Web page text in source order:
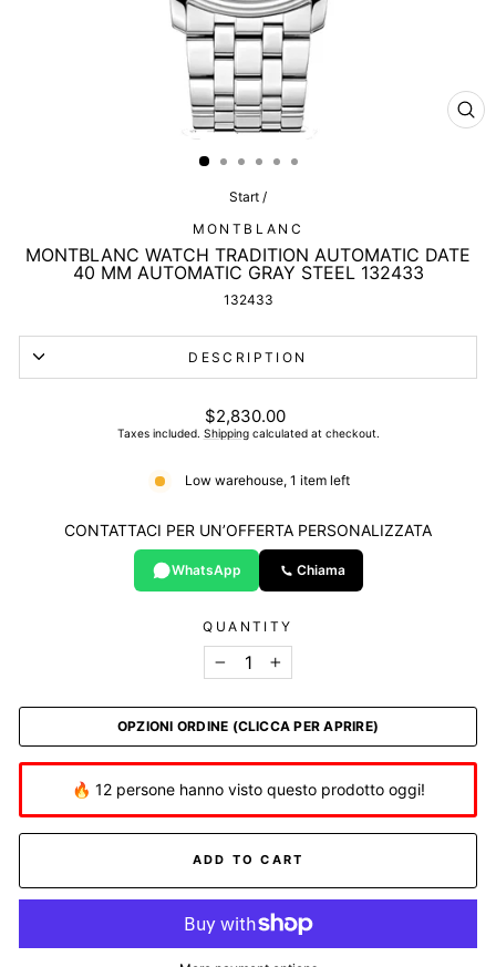
Start /
MONTBLANC
MONTBLANC WATCH TRADITION AUTOMATIC DATE
40 MM AUTOMATIC GRAY STEEL 132433
132433
DESCRIPTION
List
price
$2,830.00
Taxes included. Shippingcalculated at checkout.
Low warehouse, 1 item left
CONTATTACI PER UN’OFFERTA PERSONALIZZATA
WhatsApp Chiama
QUANTITY
+
OPZIONI ORDINE (CLICCA PER APRIRE)
🔥 12 persone hanno visto questo prodotto oggi!
ADD TO CART